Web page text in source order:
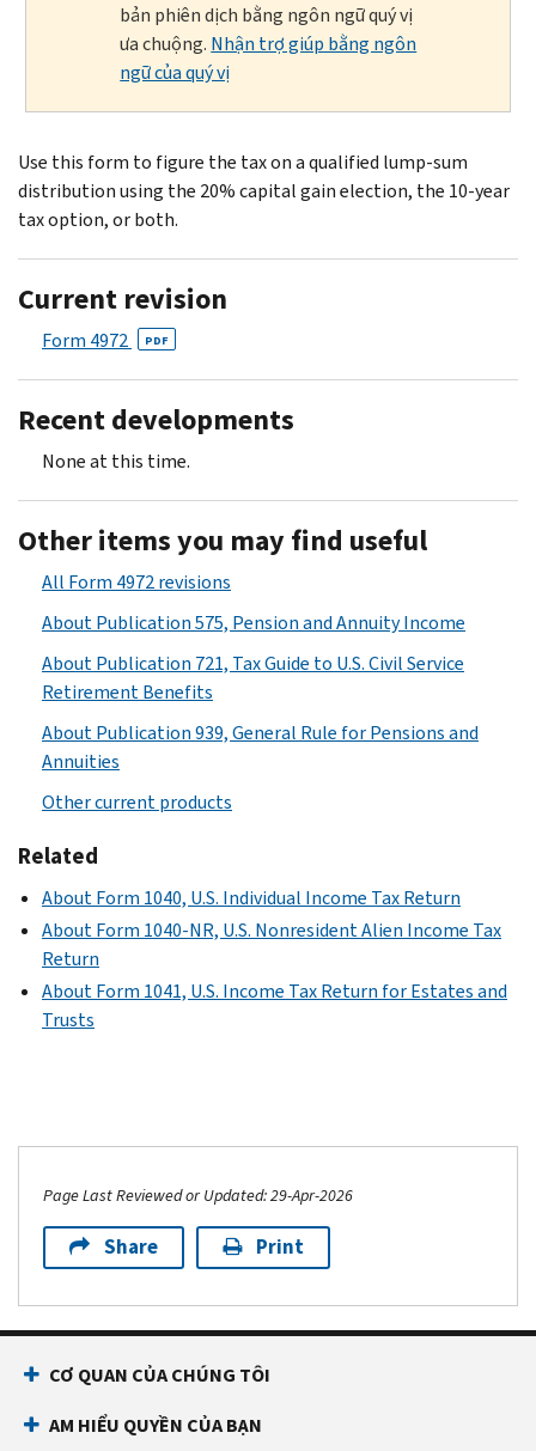
bản phiên dịch bằng ngôn ngữ quý vị
ưa chuộng. Nhận trợ giúp bằng ngôn
ngữ của quý vị
Use this form to figure the tax on a qualified lump-sum
distribution using the 20% capital gain election, the 10-year
tax option, or both.
Current revision
Form 4972 PDF
Recent developments
None at this time.
Other items you may find useful
All Form 4972 revisions
About Publication 575, Pension and Annuity Income
About Publication 721, Tax Guide to U.S. Civil Service
Retirement Benefits
About Publication 939, General Rule for Pensions and
Annuities
Other current products
Related
About Form 1040, U.S. Individual Income Tax Return
About Form 1040-NR, U.S. Nonresident Alien Income Tax
Return
About Form 1041, U.S. Income Tax Return for Estates and
Trusts
Page Last Reviewed or Updated: 29-Apr-2026
Share Print
CƠ QUAN CỦA CHÚNG TÔI
AM HIỂU QUYỀN CỦA BẠN